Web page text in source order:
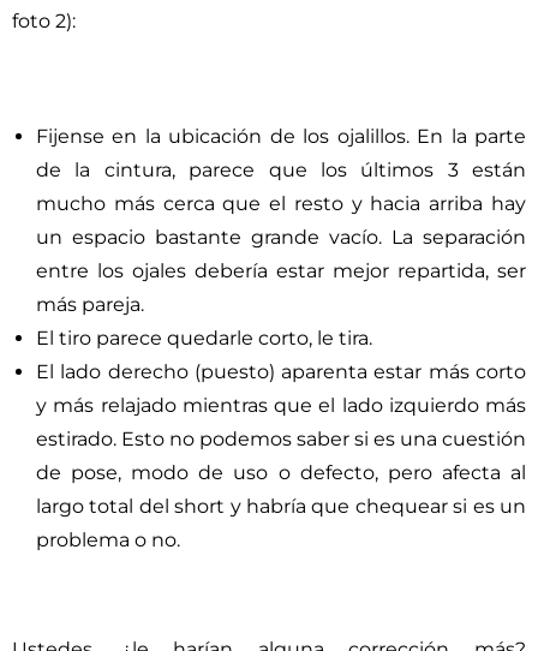
foto 2):
Fijense en la ubicación de los ojalillos. En la parte
de la cintura, parece que los últimos 3 están
mucho más cerca que el resto y hacia arriba hay
un espacio bastante grande vacío. La separación
entre los ojales debería estar mejor repartida, ser
más pareja.
El tiro parece quedarle corto, le tira.
El lado derecho (puesto) aparenta estar más corto
y más relajado mientras que el lado izquierdo más
estirado. Esto no podemos saber si es una cuestión
de pose, modo de uso o defecto, pero afecta al
largo total del short y habría que chequear si es un
problema o no.